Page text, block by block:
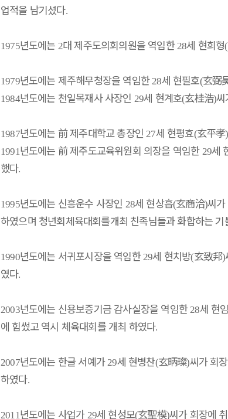
업적을 남기셨다.
1975년도에는 2대 제주도의회의원을 역임한28세 현희형(
1979년도에는 제주해무청장을 역임한28세 현필호(玄弼
1984년도에는 천일목재사 사장인 29세 현계호(玄桂浩)씨
1987년도에는 前제주대학교 총장인27세 현평효(玄平孝)
1991년도에는 前제주도교육위원회 의장을 역임한 29세
했다.
1995년도에는 신흥운수 사장인 28세 현상흡(玄商洽)씨
하였으며 청년회체육대회를개최 친족님들과 화합하는
1990년도에는 서귀포시장을 역임한29세 현치방(玄致邦)
였다.
2003년도에는 신용보증기금 감사실장을 역임한28세 현
에 힘썼고 역시 체육대회를 개최 하였다.
2007년도에는 한글 서예가29세 현병찬(玄昞璨)씨가 회
하였다.
2011년도에는 사업가 29세 현성모(玄聖模)씨가 회장에